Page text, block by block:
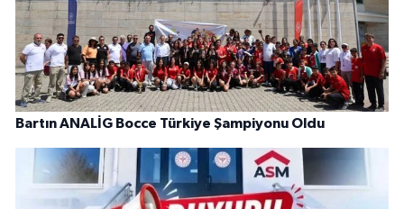
Bartın ANALİG Bocce Türkiye Şampiyonu Oldu